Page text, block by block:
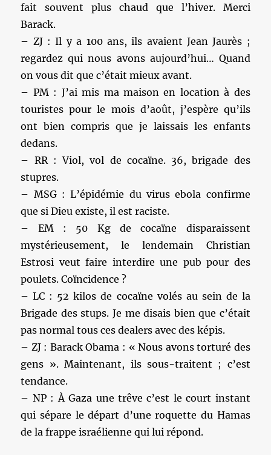
fait souvent plus chaud que l’hiver. Merci
Barack.
– ZJ : Il y a 100 ans, ils avaient Jean Jaurès ;
regardez qui nous avons aujourd’hui… Quand
on vous dit que c’était mieux avant.
– PM : J’ai mis ma maison en location à des
touristes pour le mois d’août, j’espère qu’ils
ont bien compris que je laissais les enfants
dedans.
– RR : Viol, vol de cocaïne. 36, brigade des
stupres.
– MSG : L’épidémie du virus ebola confirme
que si Dieu existe, il est raciste.
– EM : 50 Kg de cocaïne disparaissent
mystérieusement, le lendemain Christian
Estrosi veut faire interdire une pub pour des
poulets. Coïncidence ?
– LC : 52 kilos de cocaïne volés au sein de la
Brigade des stups. Je me disais bien que c’était
pas normal tous ces dealers avec des képis.
– ZJ : Barack Obama : « Nous avons torturé des
gens ». Maintenant, ils sous-traitent ; c’est
tendance.
– NP : À Gaza une trêve c’est le court instant
qui sépare le départ d’une roquette du Hamas
de la frappe israélienne qui lui répond.